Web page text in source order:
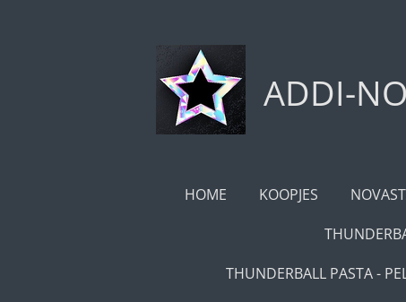
ADDI-
HOME KOOPJES
THUNDERBALL PASTA -